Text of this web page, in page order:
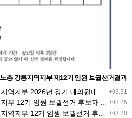
총 강릉지역지부 제12기 임원 보궐선거결과
공고
+03.31
부 2026년 정기 대의원대회 재소집 건
+03.25
12기 임원 보궐선거 후보자 확정 공고
+03.20
기 임원 보궐선거 후보 등록 기간 연장 공고